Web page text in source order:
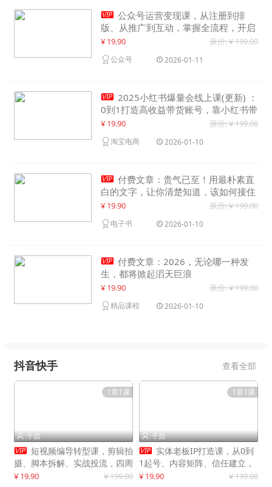
 公众号运营变现课，从注册到排
版、从推广到互动，掌握全流程，开启
个人品牌月入30000+
¥ 19.90 原价: ¥ 199.00
公众号 2026-01-11
 2025小红书爆量会线上课(更新) ：
0到1打造高收益带货账号，靠小红书带
货年入100w？机会来了！
¥ 19.90 原价: ¥ 199.00
淘宝电商 2026-01-10
 付费文章：贵气已至！用最朴素直
白的文字，让你清楚知道，该如何接住
这一次时代的泼天富贵
¥ 19.90 原价: ¥ 199.00
电子书 2026-01-10
 付费文章：2026，无论哪一种发
生，都将掀起滔天巨浪
¥ 19.90 原价: ¥ 199.00
精品课程 2026-01-10
抖音快手 查看全部
1章1课
 千启
 短视频编导转型课，剪辑拍
摄、脚本拆解、实战投流，四周
系统教学，快速入行月入2w+
¥ 19.90 ¥ 199.00
1章1课
 千启
 实体老板IP打造课，从0到
1起号、内容矩阵、信任建立，
打造门店IP，稳定获客增收
¥ 19.90 ¥ 199.00